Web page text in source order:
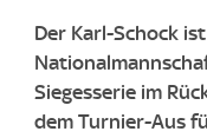
Der Karl-Schock
Siegesserie im
dem Turnier-Aus